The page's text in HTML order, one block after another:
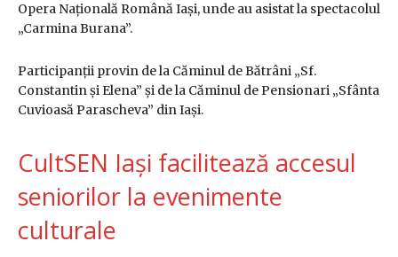
Opera Națională Română Iași, unde au asistat la spectacolul
„Carmina Burana”.
Participanții provin de la Căminul de Bătrâni „Sf.
Constantin și Elena” și de la Căminul de Pensionari „Sfânta
Cuvioasă Parascheva” din Iași.
CultSEN Iași facilitează accesul
seniorilor la evenimente
culturale